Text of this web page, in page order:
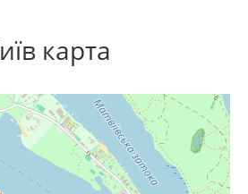
карта